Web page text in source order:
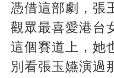
憑借這部劇，張
觀眾最喜愛港台
這個賽道上，她
別看張玉嬿演過